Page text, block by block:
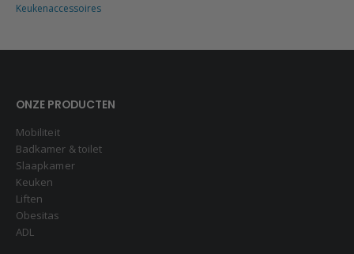
Keukenaccessoires
ONZE PRODUCTEN
Mobiliteit
Badkamer & toilet
Slaapkamer
Keuken
Liften
Obesitas
ADL